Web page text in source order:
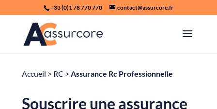
+33 (0)1 78 770 770 contact@assurcore.fr
Accueil > RC > Assurance Rc Professionnelle
Souscrire une assurance